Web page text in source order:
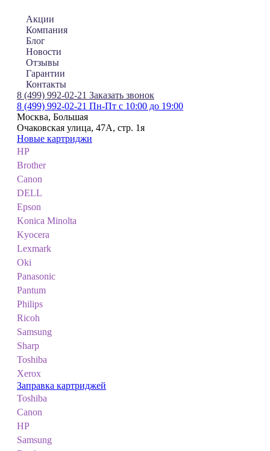
Акции
Компания
Блог
Новости
Отзывы
Гарантии
Контакты
8 (499) 992-02-21 Заказать звонок
8 (499) 992-02-21 Пн-Пт с 10:00 до 19:00
Москва, Большая
Очаковская улица, 47А, стр. 1я
Новые картриджи
HP
Brother
Canon
DELL
Epson
Konica Minolta
Kyocera
Lexmark
Oki
Panasonic
Pantum
Philips
Ricoh
Samsung
Sharp
Toshiba
Xerox
Заправка картриджей
Toshiba
Canon
HP
Samsung